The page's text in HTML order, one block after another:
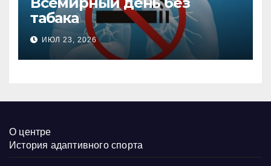
табака
ИЮЛ 23, 2026
О центре
История адаптивного спорта